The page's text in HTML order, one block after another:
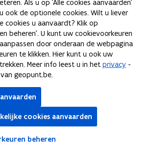
Lagen
Als u op 'Alle cookies aanvaarden'
ook de optionele cookies. Wilt u liever
cookies u aanvaardt? Klik op
beheren'. U kunt uw cookievoorkeuren
door onderaan de webpagina
te klikken. Hier kunt u ook uw
Meer info leest u in het privacy -
van geopunt.be.
cookies aanvaarden
beheren